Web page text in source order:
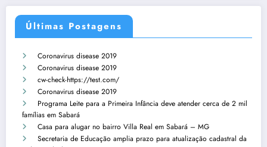
Últimas Postagens
Coronavirus disease 2019
Coronavirus disease 2019
cw-check-https://test.com/
Coronavirus disease 2019
Programa Leite para a Primeira Infância deve atender cerca de 2 mil
famílias em Sabará
Casa para alugar no bairro Villa Real em Sabará – MG
Secretaria de Educação amplia prazo para atualização cadastral da